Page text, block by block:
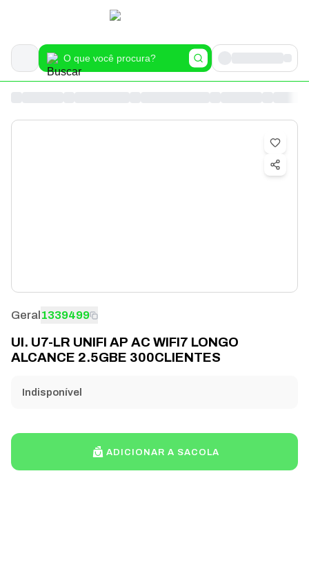
Geral1339499
UI. U7-LR UNIFI AP AC WIFI7 LONGO
ALCANCE 2.5GBE 300CLIENTES
Indisponível
ADICIONAR A SACOLA